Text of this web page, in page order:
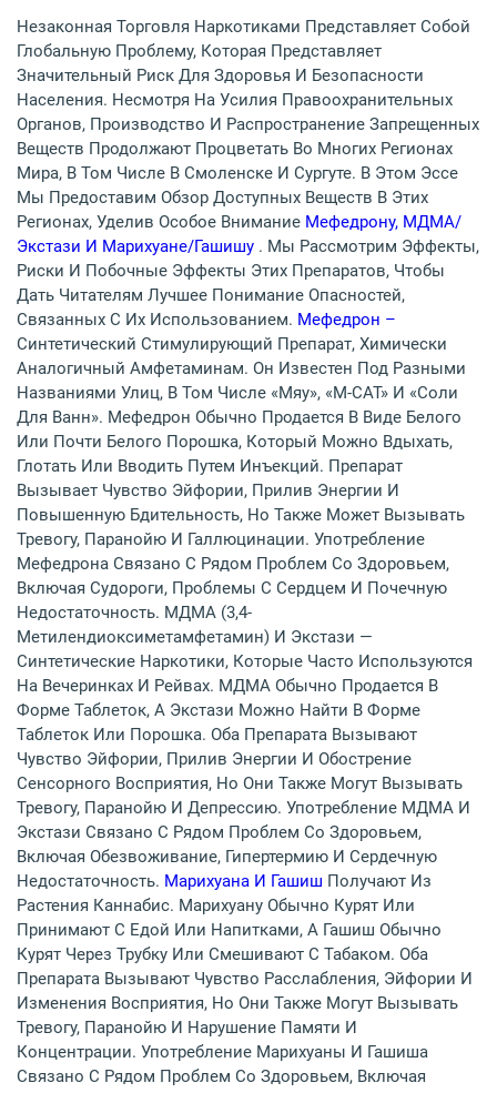
Незаконная Торговля Наркотиками Представляет Собой
Глобальную Проблему, Которая Представляет
Значительный Риск Для Здоровья И Безопасности
Населения. Несмотря На Усилия Правоохранительных
Органов, Производство И Распространение Запрещенных
Веществ Продолжают Процветать Во Многих Регионах
Мира, В Том Числе В Смоленске И Сургуте. В Этом Эссе
Мы Предоставим Обзор Доступных Веществ В Этих
Регионах, Уделив Особое Внимание Мефедрону, МДМА/
Экстази И Марихуане/гашишу . Мы Рассмотрим Эффекты,
Риски И Побочные Эффекты Этих Препаратов, Чтобы
Дать Читателям Лучшее Понимание Опасностей,
Связанных С Их Использованием. Мефедрон –
Синтетический Стимулирующий Препарат, Химически
Аналогичный Амфетаминам. Он Известен Под Разными
Названиями Улиц, В Том Числе «мяу», «M-CAT» И «соли
Для Ванн». Мефедрон Обычно Продается В Виде Белого
Или Почти Белого Порошка, Который Можно Вдыхать,
Глотать Или Вводить Путем Инъекций. Препарат
Вызывает Чувство Эйфории, Прилив Энергии И
Повышенную Бдительность, Но Также Может Вызывать
Тревогу, Паранойю И Галлюцинации. Употребление
Мефедрона Связано С Рядом Проблем Со Здоровьем,
Включая Судороги, Проблемы С Сердцем И Почечную
Недостаточность. МДМА (3,4-
Метилендиоксиметамфетамин) И Экстази —
Синтетические Наркотики, Которые Часто Используются
На Вечеринках И Рейвах. МДМА Обычно Продается В
Форме Таблеток, А Экстази Можно Найти В Форме
Таблеток Или Порошка. Оба Препарата Вызывают
Чувство Эйфории, Прилив Энергии И Обострение
Сенсорного Восприятия, Но Они Также Могут Вызывать
Тревогу, Паранойю И Депрессию. Употребление МДМА И
Экстази Связано С Рядом Проблем Со Здоровьем,
Включая Обезвоживание, Гипертермию И Сердечную
Недостаточность. Марихуана И Гашиш Получают Из
Растения Каннабис. Марихуану Обычно Курят Или
Принимают С Едой Или Напитками, А Гашиш Обычно
Курят Через Трубку Или Смешивают С Табаком. Оба
Препарата Вызывают Чувство Расслабления, Эйфории И
Изменения Восприятия, Но Они Также Могут Вызывать
Тревогу, Паранойю И Нарушение Памяти И
Концентрации. Употребление Марихуаны И Гашиша
Связано С Рядом Проблем Со Здоровьем, Включая